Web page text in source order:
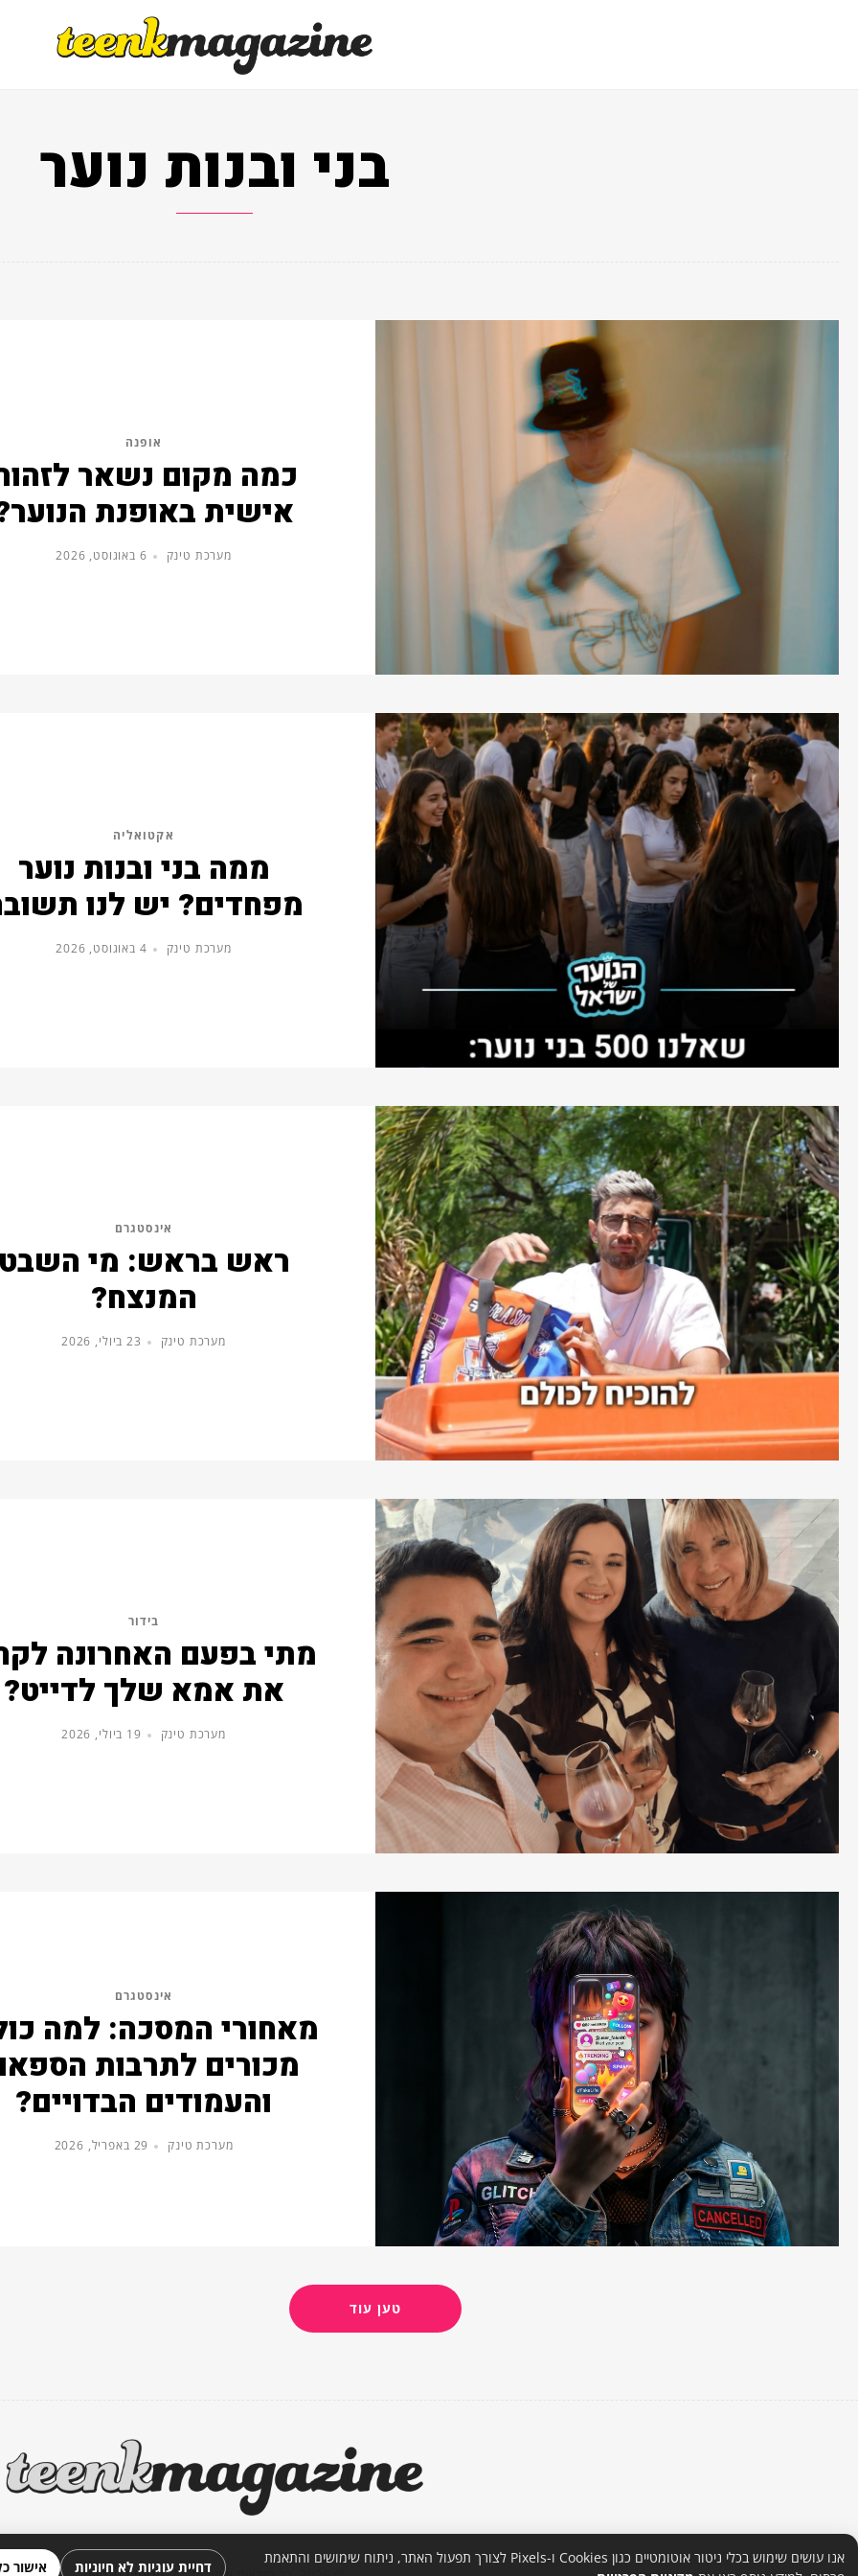
בני ובנות נוער
אופנה
כמה מקום נשאר
אישית באופנת
מערכת טינק 6 באוגוסט, 2026
אקטואליה
ממה בני ובנות נוער
מפחדים? יש לנו
מערכת טינק 4 באוגוסט, 2026
אינסטגרם
ראש בראש: מי
המנצח?
מערכת טינק 23 ביולי, 2026
בידור
מתי בפעם האחרונה
את אמא שלך לדייט?
מערכת טינק 19 ביולי, 2026
אינסטגרם
מאחורי המסכה: למה
מכורים לתרבות
והעמודים הבדויים?
מערכת טינק 29 באפריל, 2026
טען עוד
אנו עושים שימוש בכלי ניטור אוטומטיים כגון Cookies ו-Pixels לצורך תפעול האתר, ניתוח שימושים והתאמת
דחיית עוגיות לא חיוניות אישור